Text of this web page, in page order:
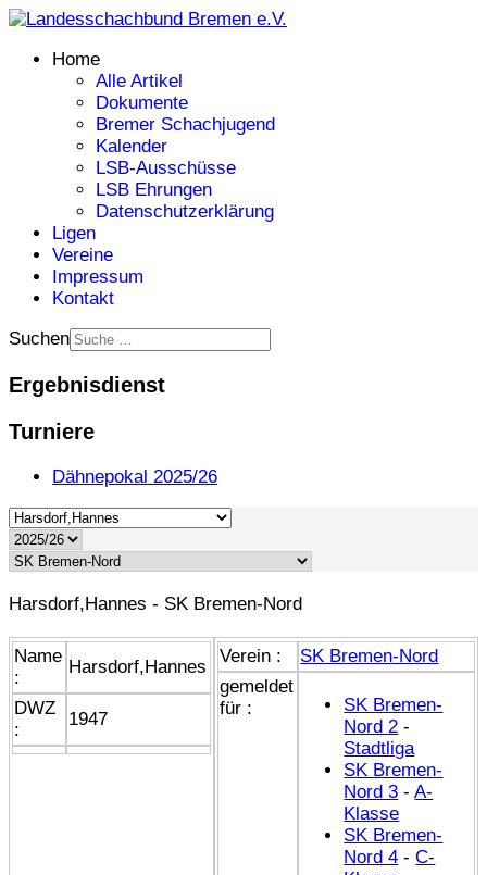
Home
Alle Artikel
Dokumente
Bremer Schachjugend
Kalender
LSB-Ausschüsse
LSB Ehrungen
Datenschutzerklärung
Ligen
Vereine
Impressum
Kontakt
Suchen
Ergebnisdienst
Turniere
Dähnepokal 2025/26
Harsdorf,Hannes - SK Bremen-Nord
Name
:
Harsdorf,Hannes
DWZ
:
1947
Verein :
SK Bremen-Nord
gemeldet
für :
SK Bremen-
Nord 2 -
Stadtliga
SK Bremen-
Nord 3 -A-
Klasse
SK Bremen-
Nord 4 -C-